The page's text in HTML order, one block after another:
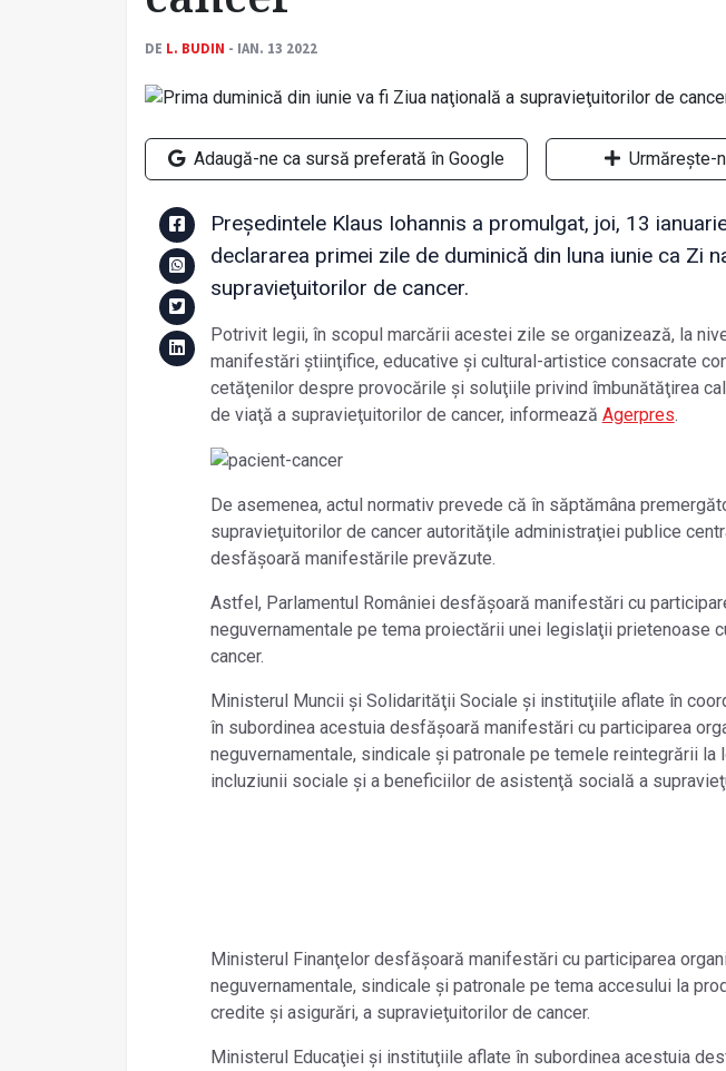
DE L. BUDIN - IAN. 13 2022
Adaugă-ne ca sursă preferată în Google Urmărește-
Preşedintele Klaus Iohannis a promulgat, joi, 13
declararea primei zile de duminică din luna iunie ca Zi
supravieţuitorilor de cancer.
Potrivit legii, în scopul marcării acestei zile se organizează, la
manifestări ştiinţifice, educative şi cultural-artistice consacrate
cetăţenilor despre provocările şi soluţiile privind îmbunătăţirea
de viaţă a supravieţuitorilor de cancer, informează Agerpres.
De asemenea, actul normativ prevede că în săptămâna
supravieţuitorilor de cancer autorităţile administraţiei publice
desfăşoară manifestările prevăzute.
Astfel, Parlamentul României desfăşoară manifestări cu
neguvernamentale pe tema proiectării unei legislaţii prietenoase
cancer.
Ministerul Muncii şi Solidarităţii Sociale şi instituţiile aflate în
în subordinea acestuia desfăşoară manifestări cu participarea
neguvernamentale, sindicale şi patronale pe temele reintegrării la
incluziunii sociale şi a beneficiilor de asistenţă socială a
Ministerul Finanţelor desfăşoară manifestări cu participarea
neguvernamentale, sindicale şi patronale pe tema accesului la
credite şi asigurări, a supravieţuitorilor de cancer.
Ministerul Educaţiei şi instituţiile aflate în subordinea acestuia